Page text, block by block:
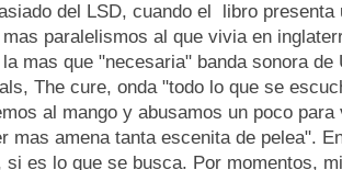
del LSD, cuando el libro
paralelismos al que vivia en
mas que "necesaria" banda sonora
The cure, onda "todo lo que se
al mango y abusamos un poco
mas amena tanta escenita de pelea".
si es lo que se busca. Por momentos,